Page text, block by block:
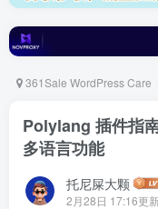
361Sale WordPress Care
Polylang 插件指
多语言功能
托尼屎大颗
2月28日 17:16更